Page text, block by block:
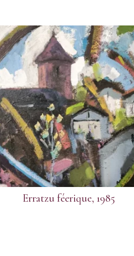
Erratzu féerique, 1985